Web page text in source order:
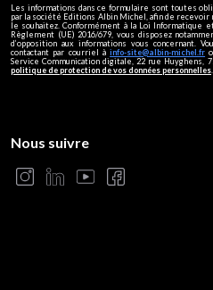
Les informations dans ce formulaire sont toutes
par la société Editions Albin Michel, afin de
le souhaitez. Conformément à la Loi Informatique
Règlement (UE) 2016/679, vous disposez
d’opposition aux informations vous concernant.
contactant par courriel àinfo-site@albin-michel.fr
Service Communication digitale, 22 rue Huyghens,
politique de protection de vos données personnelles
Nous suivre